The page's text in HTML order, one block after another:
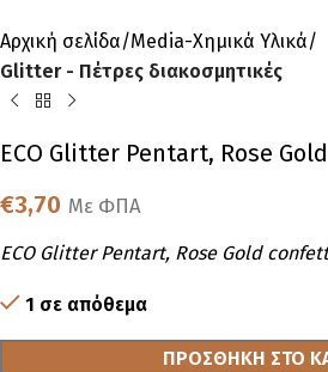
Αρχική σελίδα Media-Χημικά Υλικά
Glitter - Πέτρες διακοσμητικές
ECO Glitter Pentart, Rose
€3,70 Με ΦΠΑ
ECO Glitter Pentart, Rose Gold
1 σε απόθεμα
ΠΡΟΣΘΉΚΗ ΣΤΟ